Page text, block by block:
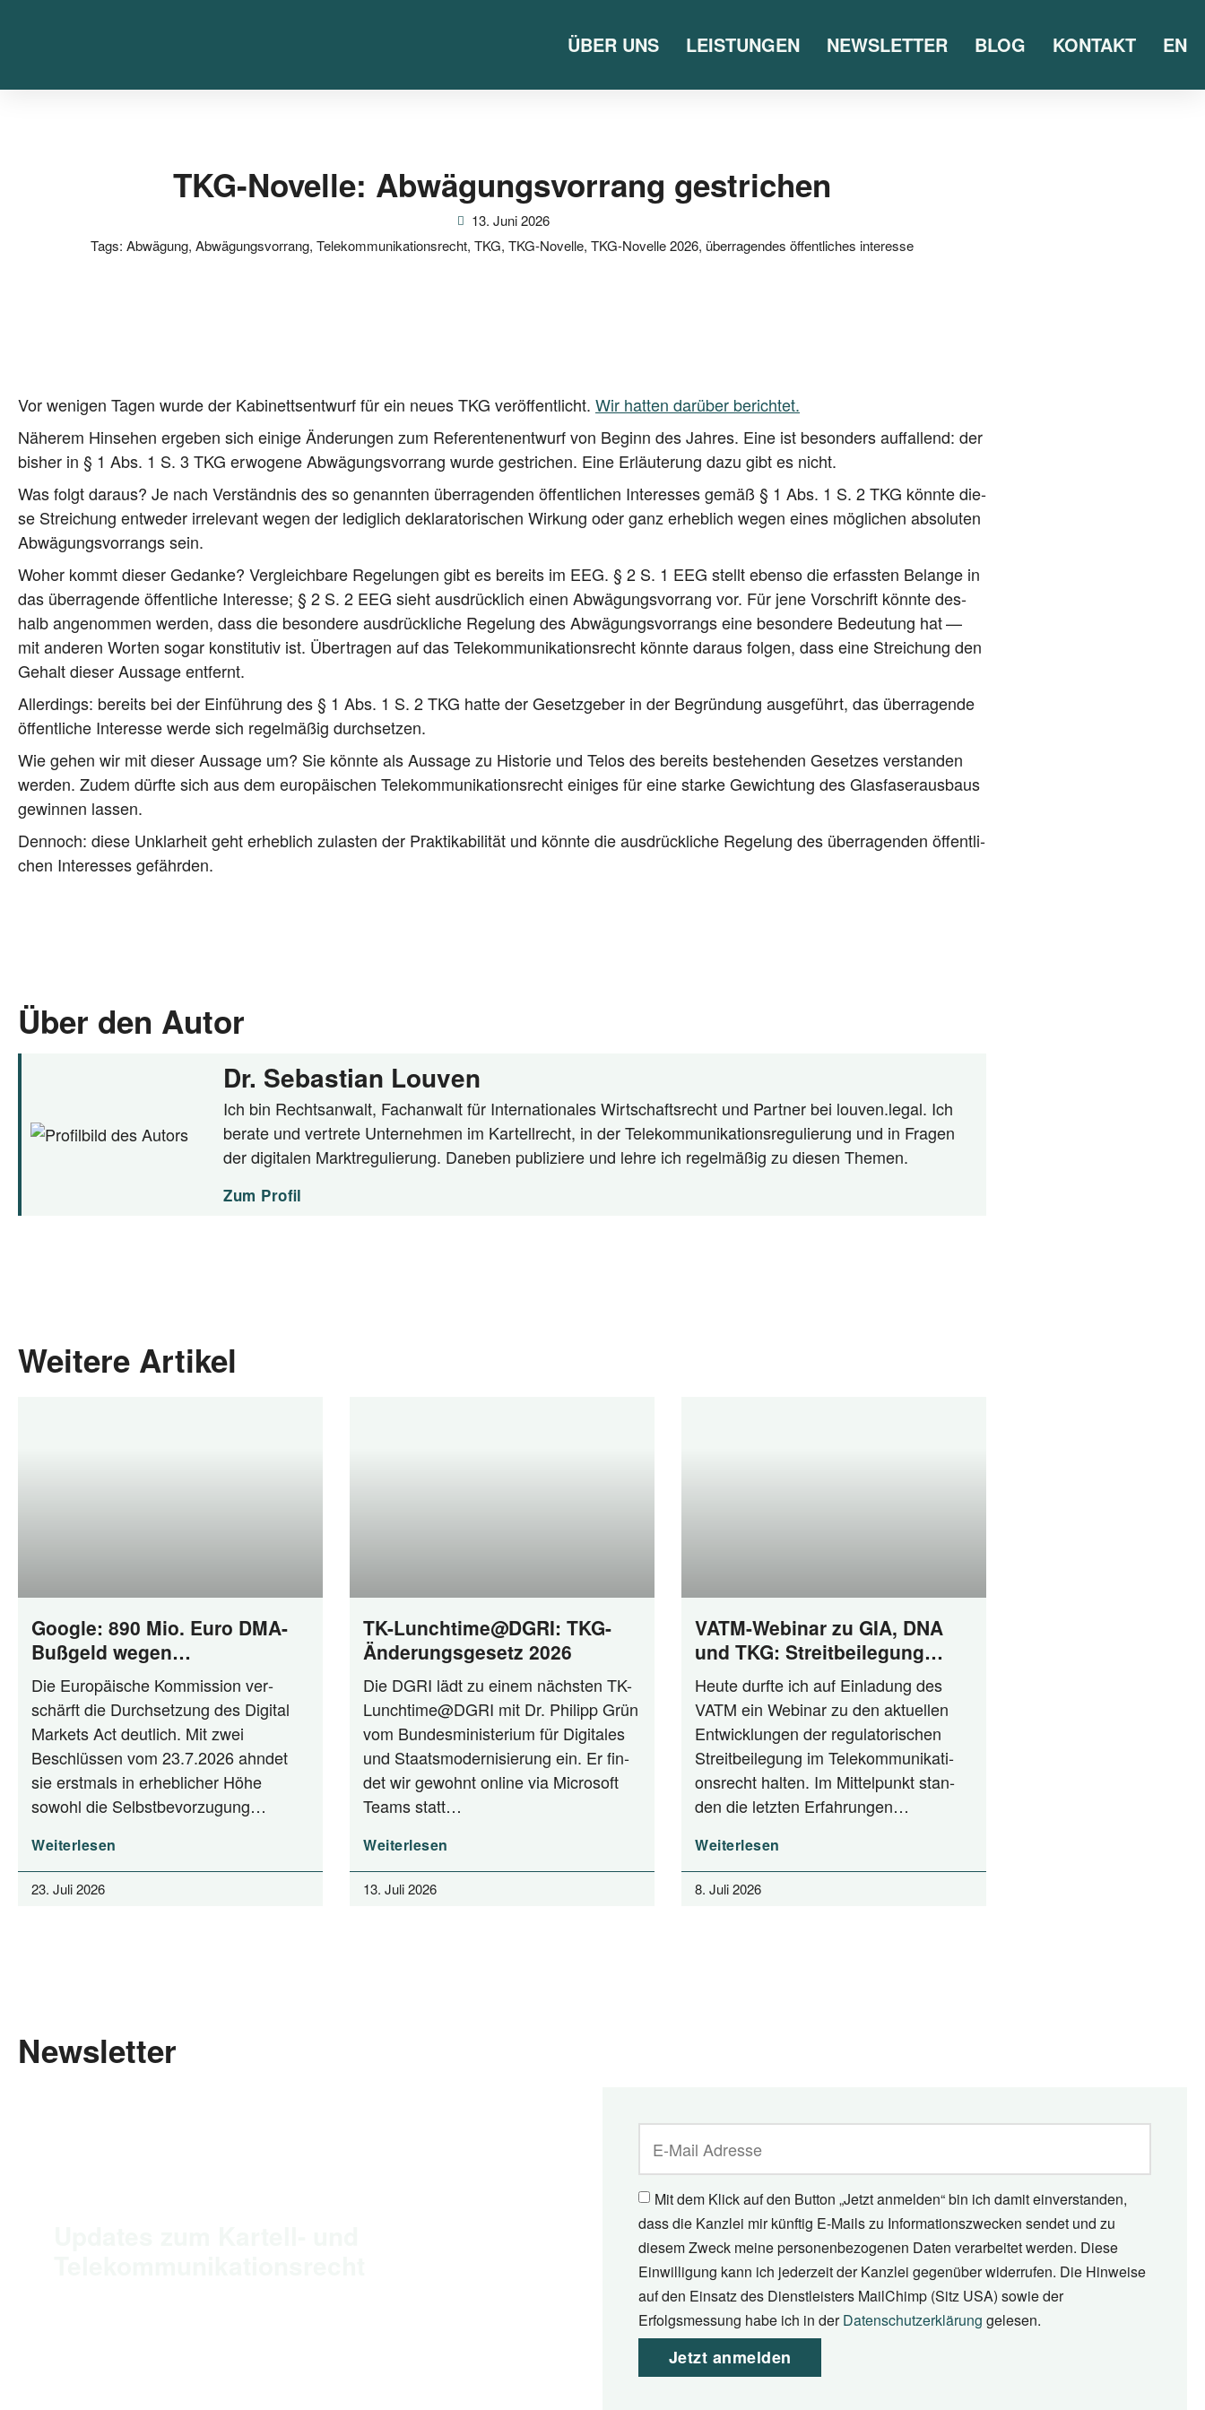
ÜBER UNS LEISTUNGEN NEWSLETTER BLOG KONTAKT EN
TKG-Novelle: Abwägungsvorrang gestrichen
13. Juni 2026
Tags: Abwägung, Abwägungsvorrang, Telekommunikationsrecht, TKG, TKG-Novelle, TKG-Novelle 2026, überragendes öffentliches interesse
Vor weni­gen Tagen wur­de der Kabi­netts­ent­wurf für ein neu­es TKG ver­öf­fent­licht. Wir hat­ten dar­über berichtet.
Nähe­rem Hin­se­hen erge­ben sich eini­ge Ände­run­gen zum Refe­ren­ten­ent­wurf von Beginn des Jah­res. Eine ist beson­ders auf­fal­lend: der
bis­her in § 1 Abs. 1 S. 3 TKG erwo­ge­ne Abwä­gungs­vor­rang wur­de gestri­chen. Eine Erläu­te­rung dazu gibt es nicht.
Was folgt dar­aus? Je nach Ver­ständ­nis des so genann­ten über­ra­gen­den öffent­li­chen Inter­es­ses gemäß § 1 Abs. 1 S. 2 TKG könn­te die­
se Strei­chung ent­we­der irrele­vant wegen der ledig­lich dekla­ra­to­ri­schen Wir­kung oder ganz erheb­lich wegen eines mög­li­chen abso­lu­ten
Abwä­gungs­vor­rangs sein.
Woher kommt die­ser Gedan­ke? Ver­gleich­ba­re Rege­lun­gen gibt es bereits im EEG. § 2 S. 1 EEG stellt eben­so die erfass­ten Belan­ge in
das über­ra­gen­de öffent­li­che Inter­es­se; § 2 S. 2 EEG sieht aus­drück­lich einen Abwä­gungs­vor­rang vor. Für jene Vor­schrift könn­te des­
halb ange­nom­men wer­den, dass die beson­de­re aus­drück­li­che Rege­lung des Abwä­gungs­vor­rangs eine beson­de­re Bedeu­tung hat —
mit ande­ren Wor­ten sogar kon­sti­tu­tiv ist. Über­tra­gen auf das Tele­kom­mu­ni­ka­ti­ons­recht könn­te dar­aus fol­gen, dass eine Strei­chung den
Gehalt die­ser Aus­sa­ge entfernt.
Aller­dings: bereits bei der Ein­füh­rung des § 1 Abs. 1 S. 2 TKG hat­te der Gesetz­ge­ber in der Begrün­dung aus­ge­führt, das über­ra­gen­de
öffent­li­che Inter­es­se wer­de sich regel­mä­ßig durchsetzen.
Wie gehen wir mit die­ser Aus­sa­ge um? Sie könn­te als Aus­sa­ge zu His­to­rie und Telos des bereits bestehen­den Geset­zes ver­stan­den
wer­den. Zudem dürf­te sich aus dem euro­päi­schen Tele­kom­mu­ni­ka­ti­ons­recht eini­ges für eine star­ke Gewich­tung des Glas­fa­ser­aus­baus
gewin­nen lassen.
Den­noch: die­se Unklar­heit geht erheb­lich zulas­ten der Prak­ti­ka­bi­li­tät und könn­te die aus­drück­li­che Rege­lung des über­ra­gen­den öffent­li­
chen Inter­es­ses gefährden.
Über den Autor
Dr. Sebastian Louven
Ich bin Rechtsanwalt, Fachanwalt für Internationales Wirtschaftsrecht und Partner bei louven.legal. Ich
berate und vertrete Unternehmen im Kartellrecht, in der Telekommunikationsregulierung und in Fragen
der digitalen Marktregulierung. Daneben publiziere und lehre ich regelmäßig zu diesen Themen.
Zum Profil
Weitere Artikel
Google: 890 Mio. Euro DMA-
Bußgeld wegen
Selbstbevorzugung und Anti-
Steering
Die Euro­päi­sche Kom­mis­si­on ver­
schärft die Durch­set­zung des Digi­tal
Mar­kets Act deut­lich. Mit zwei
Beschlüs­sen vom 23.7.2026 ahn­det
sie erst­mals in erheb­li­cher Höhe
sowohl die Selbstbevorzugung…
Weiterlesen
23. Juli 2026
TK-Lunchtime@DGRI: TKG-
Änderungsgesetz 2026
Die DGRI lädt zu einem nächs­ten TK-
Lunchtime@DGRI mit Dr. Phil­ipp Grün
vom Bun­des­mi­nis­te­ri­um für Digi­ta­les
und Staats­mo­der­ni­sie­rung ein. Er fin­
det wir gewohnt online via Micro­soft
Teams statt…
Weiterlesen
13. Juli 2026
VATM-Webinar zu GIA, DNA
und TKG: Streitbeilegung
zwischen Anspruch und
Praxis
Heu­te durf­te ich auf Ein­la­dung des
VATM ein Web­i­nar zu den aktu­el­len
Ent­wick­lun­gen der regu­la­to­ri­schen
Streit­bei­le­gung im Tele­kom­mu­ni­ka­ti­
ons­recht hal­ten. Im Mit­tel­punkt stan­
den die letz­ten Erfahrungen…
Weiterlesen
8. Juli 2026
Newsletter
Mit dem Klick auf den Button „Jetzt anmelden“ bin ich damit einverstanden,
dass die Kanzlei mir künftig E-Mails zu Informationszwecken sendet und zu
diesem Zweck meine personenbezogenen Daten verarbeitet werden. Diese
Einwilligung kann ich jederzeit der Kanzlei gegenüber widerrufen. Die Hinweise
auf den Einsatz des Dienstleisters MailChimp (Sitz USA) sowie der
Erfolgsmessung habe ich in derDatenschutzerklärung gelesen.
Jetzt anmelden